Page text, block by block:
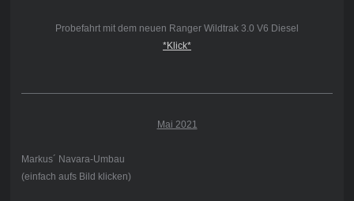
Probefahrt mit dem neuen Ranger Wildtrak 3.0 V6 Diesel
*Klick*
Mai 2021
Markus´ Navara-Umbau
(einfach aufs Bild klicken)